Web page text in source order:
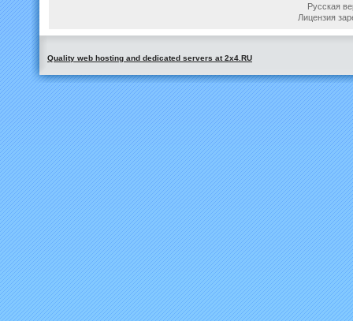
Русская
Лицензия
Quality web hosting and dedicated servers at 2x4.RU